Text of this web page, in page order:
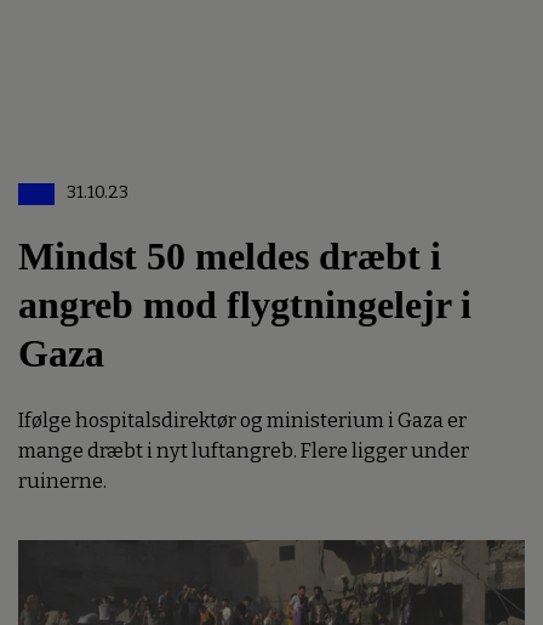
31.10.23
Mindst 50 meldes dræbt i
angreb mod flygtningelejr i
Gaza
Ifølge hospitalsdirektør og ministerium i Gaza er
mange dræbt i nyt luftangreb. Flere ligger under
ruinerne.